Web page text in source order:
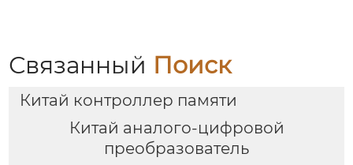
Связанный Поиск
Китай контроллер памяти
Китай аналого-цифровой
преобразователь